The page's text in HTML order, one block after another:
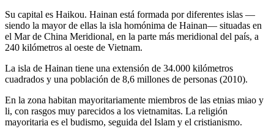
Su capital es Haikou. Hainan está formada por diferentes islas —
siendo la mayor de ellas la isla homónima de Hainan— situadas en
el Mar de China Meridional, en la parte más meridional del país, a
240 kilómetros al oeste de Vietnam.
La isla de Hainan tiene una extensión de 34.000 kilómetros
cuadrados y una población de 8,6 millones de personas (2010).
En la zona habitan mayoritariamente miembros de las etnias miao y
li, con rasgos muy parecidos a los vietnamitas. La religión
mayoritaria es el budismo, seguida del Islam y el cristianismo.